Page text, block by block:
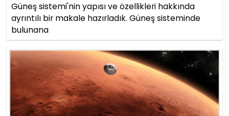
Güneş sistemi'nin yapısı ve özellikleri hakkında
ayrıntılı bir makale hazırladık. Güneş sisteminde
bulunana